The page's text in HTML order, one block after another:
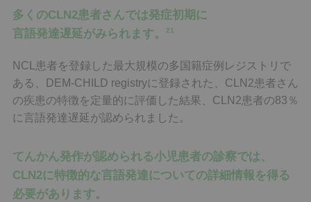
多くのCLN2患者さんでは発症初期に
言語発達遅延がみられます。
21
NCL患者を登録した最大規模の多国籍症例レジストリで
ある、DEM-CHILD registryに登録された、CLN2患者さん
の疾患の特徴を定量的に評価した結果、CLN2患者の83％
に言語発達遅延が認められました。
てんかん発作が認められる小児患者の診察では、
CLN2に特徴的な言語発達についての詳細情報を得る
必要があります。